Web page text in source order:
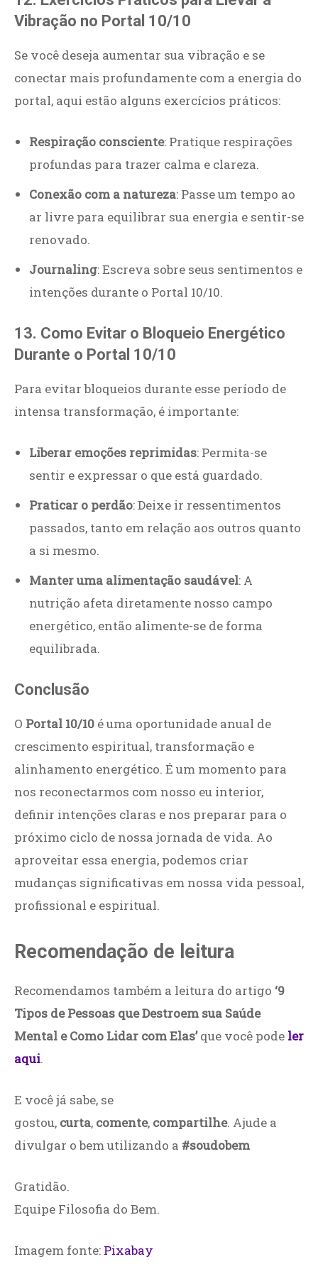
Vibração no Portal 10/10
Se você deseja aumentar sua vibração e se
conectar mais profundamente com a energia do
portal, aqui estão alguns exercícios práticos:
Respiração consciente: Pratique respirações
profundas para trazer calma e clareza.
Conexão com a natureza: Passe um tempo ao
ar livre para equilibrar sua energia e sentir-se
renovado.
Journaling: Escreva sobre seus sentimentos e
intenções durante o Portal 10/10.
13. Como Evitar o Bloqueio Energético
Durante o Portal 10/10
Para evitar bloqueios durante esse período de
intensa transformação, é importante:
Liberar emoções reprimidas: Permita-se
sentir e expressar o que está guardado.
Praticar o perdão: Deixe ir ressentimentos
passados, tanto em relação aos outros quanto
a si mesmo.
Manter uma alimentação saudável: A
nutrição afeta diretamente nosso campo
energético, então alimente-se de forma
equilibrada.
Conclusão
O Portal 10/10 é uma oportunidade anual de
crescimento espiritual, transformação e
alinhamento energético. É um momento para
nos reconectarmos com nosso eu interior,
definir intenções claras e nos preparar para o
próximo ciclo de nossa jornada de vida. Ao
aproveitar essa energia, podemos criar
mudanças significativas em nossa vida pessoal,
profissional e espiritual.
Recomendação de leitura
Recomendamos também a leitura do artigo ‘9
Tipos de Pessoas que Destroem sua Saúde
Mental e Como Lidar com Elas’que você pode ler
aqui.
E você já sabe, se
gostou, curta, comente, compartilhe. Ajude a
divulgar o bem utilizando a #soudobem
Gratidão.
Equipe Filosofia do Bem.
Imagem fonte: Pixabay